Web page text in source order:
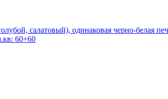
салатовый), одинаковая черно-белая
60+60